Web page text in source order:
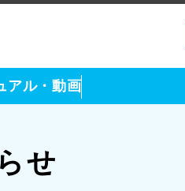
アル・動画
せ